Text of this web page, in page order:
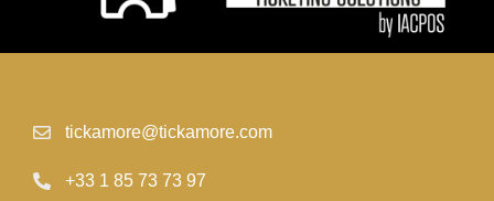
tickamore@tickamore.com
+33 1 85 73 73 97